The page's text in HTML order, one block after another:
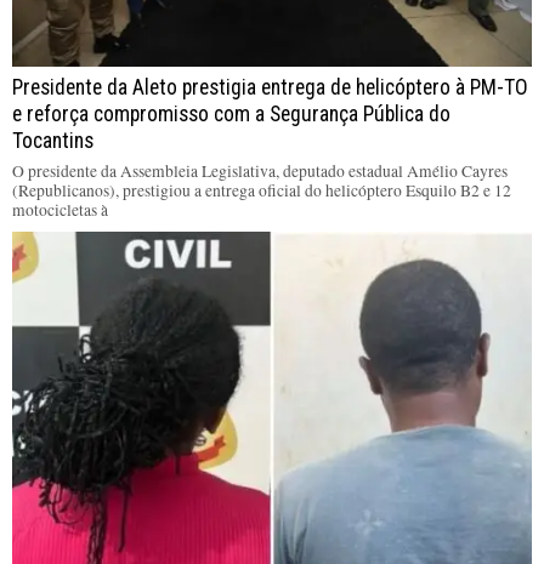
Presidente da Aleto prestigia entrega de helicóptero à PM-TO
e reforça compromisso com a Segurança Pública do
Tocantins
O presidente da Assembleia Legislativa, deputado estadual Amélio Cayres
(Republicanos), prestigiou a entrega oficial do helicóptero Esquilo B2 e 12
motocicletas à